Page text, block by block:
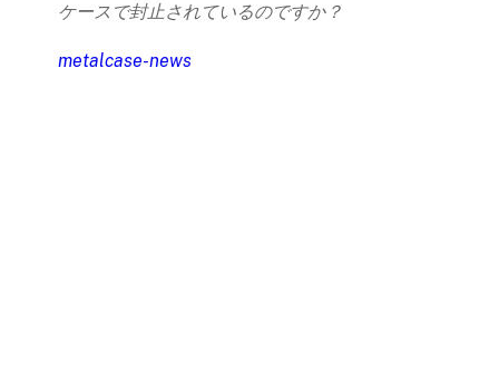
ケースで封止されているのですか？
metalcase-news